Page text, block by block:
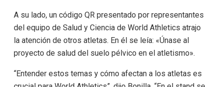
A su lado, un código QR presentado por representantes
del equipo de Salud y Ciencia de World Athletics atrajo
la atención de otros atletas. En él se leía: «Únase al
proyecto de salud del suelo pélvico en el atletismo».
“Entender estos temas y cómo afectan a los atletas es